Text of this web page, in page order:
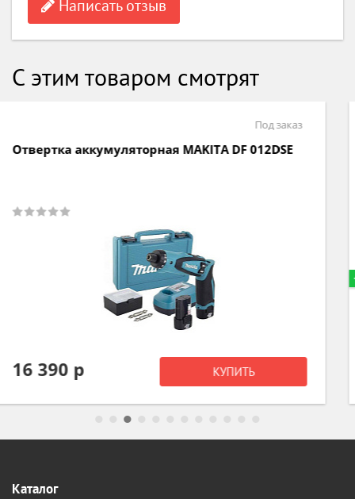
Написать отзыв
С этим товаром смотрят
Под заказ
Отвертка аккумуляторная ВИХРЬ ОА-3,6-К
1 230 р КУПИТЬ
Каталог